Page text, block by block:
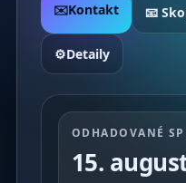
✉️Kontakt 📧
⚙️Detaily
ODHADOVANÉ
15.